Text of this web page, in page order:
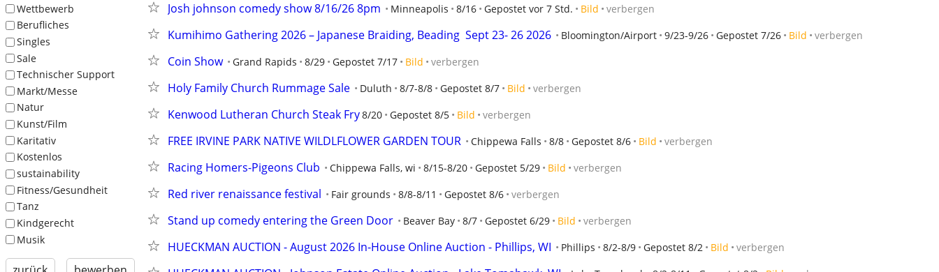
Wettbewerb
Berufliches
Singles
Sale
Technischer Support
Markt/Messe
Natur
Kunst/Film
Karitativ
Kostenlos
sustainability
Fitness/Gesundheit
Tanz
Kindgerecht
Musik
Josh johnson comedy show 8/16/26 8pm Minneapolis 8/16 Gepostet vor 7 Std. Bild verbergen
Kumihimo Gathering 2026 – Japanese Braiding, Beading  Sept 23- 26 2026 Bloomington/Airport 9/23-9/26 Gepostet 7/26 Bild verbergen
Coin Show Grand Rapids 8/29 Gepostet 7/17 Bild verbergen
Holy Family Church Rummage Sale Duluth 8/7-8/8 Gepostet 8/7 Bild verbergen
Kenwood Lutheran Church Steak Fry8/20 Gepostet 8/5 Bild verbergen
FREE IRVINE PARK NATIVE WILDLFLOWER GARDEN TOUR Chippewa Falls 8/8 Gepostet 8/6 Bild verbergen
Racing Homers-Pigeons Club Chippewa Falls, wi 8/15-8/20 Gepostet 5/29 Bild verbergen
Red river renaissance festival Fair grounds 8/8-8/11 Gepostet 8/6 verbergen
Stand up comedy entering the Green Door Beaver Bay 8/7 Gepostet 6/29 Bild verbergen
HUECKMAN AUCTION - August 2026 In-House Online Auction - Phillips, WI Phillips 8/2-8/9 Gepostet 8/2 Bild verbergen